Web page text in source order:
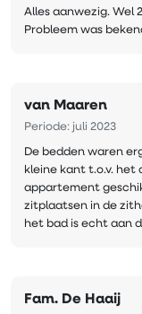
Alles aanwezig. Wel
Probleem was
van Maaren
Periode: juli 2023
De bedden waren
kleine kant t.o.v.
appartement
zitplaatsen in de
het bad is echt aan
Fam. De Haaij